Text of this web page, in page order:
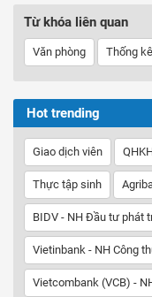
Từ khóa liên quan
Văn phòng Thống kê
Hot trending
Giao dịch viên
Thực tập sinh
BIDV - NH Đầu tư phát
Vietinbank - NH Công
Vietcombank (VCB) -